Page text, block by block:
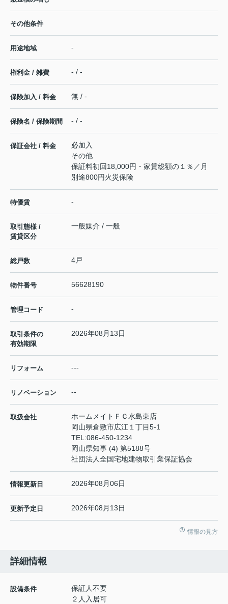
その他条件
用途地域 -
権利金 / 雑費 - / -
保険加入 / 料金 無 / -
保険名 / 保険期間 - / -
保証会社 / 料金
必加入
その他
保証料初回18,000円・家賃総額の１％／月
別途800円火災保険
特優賃 -
取引態様 /
賃貸区分
一般媒介 / 一般
総戸数 4戸
物件番号 56628190
管理コード -
取引条件の
有効期限
2026年08月13日
リフォーム ---
リノベーション --
取扱会社
ホームメイトＦＣ水島東店
岡山県倉敷市広江１丁目5-1
TEL:086-450-1234
岡山県知事 (4) 第5188号
社団法人全国宅地建物取引業保証協会
情報更新日 2026年08月06日
更新予定日 2026年08月13日
情報の見方
詳細情報
設備条件
保証人不要
２人入居可